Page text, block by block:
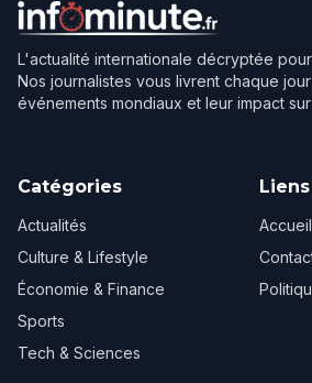
L'actualité internationale décryptée
Nos journalistes vous livrent chaque
événements mondiaux et leur impact
Catégories
Actualités
Culture & Lifestyle
Économie & Finance
Sports
Tech & Sciences
Accueil